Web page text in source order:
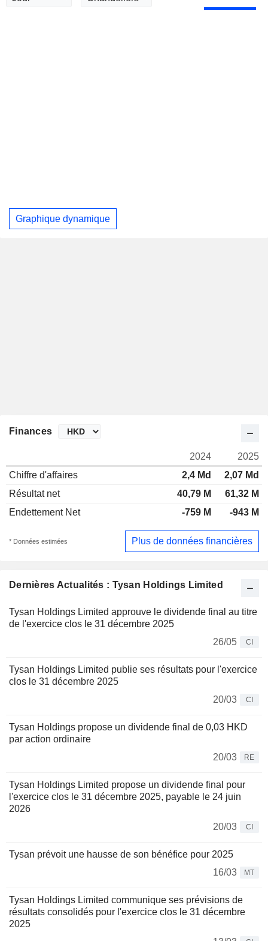
Graphique dynamique
Dernières Actualités : Tysan Holdings Limited
Tysan Holdings Limited approuve le dividende final au titre
de l'exercice clos le 31 décembre 2025
26/05
CI
Tysan Holdings Limited publie ses résultats pour l'exercice
clos le 31 décembre 2025
20/03
CI
Tysan Holdings propose un dividende final de 0,03 HKD
par action ordinaire
20/03
RE
Tysan Holdings Limited propose un dividende final pour
l'exercice clos le 31 décembre 2025, payable le 24 juin
2026
20/03
CI
Tysan prévoit une hausse de son bénéfice pour 2025
16/03
MT
Tysan Holdings Limited communique ses prévisions de
résultats consolidés pour l'exercice clos le 31 décembre
2025
Finances
2024
2025
Chiffre d'affaires
2,4 Md
2,07 Md
Résultat net
40,79 M
61,32 M
Endettement Net
-759 M -943 M
* Données estimées Plus de données financières